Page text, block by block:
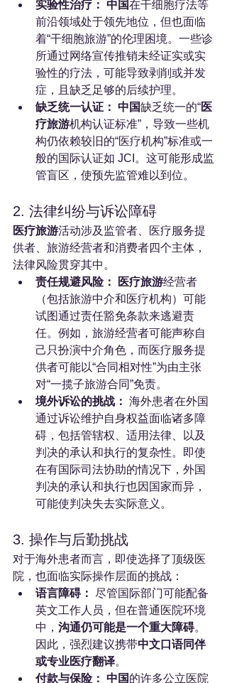
实验性治疗： 中国在干细胞疗法等
前沿领域处于领先地位，但也面临
着“干细胞旅游”的伦理困境。一些诊
所通过网络宣传推销未经证实或实
验性的疗法，可能导致剥削或并发
症，且缺乏足够的后续护理。
缺乏统一认证： 中国缺乏统一的“医
疗旅游机构认证标准”，导致一些机
构仍依赖较旧的“医疗机构”标准或一
般的国际认证如 JCI。这可能形成监
管盲区，使预先监管难以到位。
2. 法律纠纷与诉讼障碍
医疗旅游活动涉及监管者、医疗服务提
供者、旅游经营者和消费者四个主体，
法律风险贯穿其中。
责任规避风险：
医疗旅游经营者
（包括旅游中介和医疗机构）可能
试图通过责任豁免条款来逃避责
任。例如，旅游经营者可能声称自
己只扮演中介角色，而医疗服务提
供者可能以“合同相对性”为由主张
对“一揽子旅游合同”免责。
境外诉讼的挑战： 海外患者在外国
通过诉讼维护自身权益面临诸多障
碍，包括管辖权、适用法律、以及
判决的承认和执行的复杂性。即使
在有国际司法协助的情况下，外国
判决的承认和执行也因国家而异，
可能使判决失去实际意义。
3. 操作与后勤挑战
对于海外患者而言，即使选择了顶级医
院，也面临实际操作层面的挑战：
语言障碍： 尽管国际部门可能配备
英文工作人员，但在普通医院环境
中， 沟通仍可能是一个重大障碍。
因此，强烈建议携带中文口语同伴
或专业医疗翻译。
付款与保险： 中国的许多公立医院